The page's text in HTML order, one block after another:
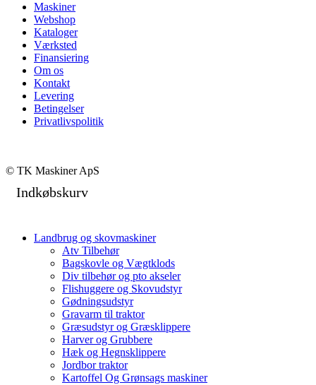
Maskiner
Webshop
Kataloger
Værksted
Finansiering
Om os
Kontakt
Levering
Betingelser
Privatlivspolitik
© TK Maskiner ApS
Indkøbskurv
Landbrug og skovmaskiner
Atv Tilbehør
Bagskovle og Vægtklods
Div tilbehør og pto akseler
Flishuggere og Skovudstyr
Gødningsudstyr
Gravarm til traktor
Græsudstyr og Græsklippere
Harver og Grubbere
Hæk og Hegnsklippere
Jordbor traktor
Kartoffel Og Grønsags maskiner